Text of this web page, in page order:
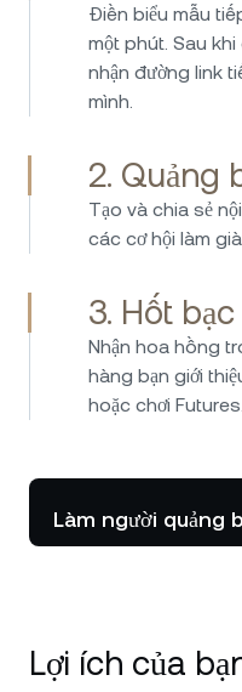
Điền biểu mẫu
một phút. Sau
nhận đường link
mình.
2. Quảng
Tạo và chia sẻ
các cơ hội làm
3. Hốt bạc
Nhận hoa hồng
hàng bạn giới
hoặc chơi Futures.
Làm người quảng
Lợi ích của